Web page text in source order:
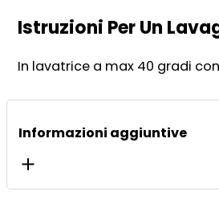
Istruzioni Per Un
In lavatrice a max 40 gradi
Informazioni aggiuntive